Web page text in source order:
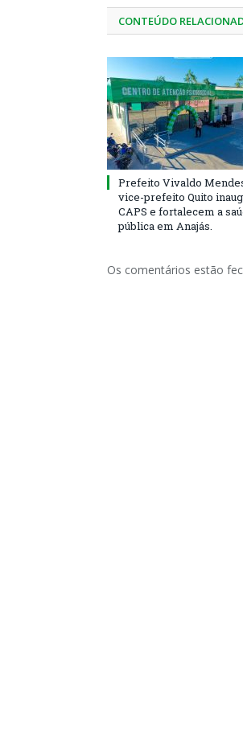
CONTEÚDO
Prefeito Vivaldo
vice-prefeito Quito
CAPS e fortalecem a
pública em Anajás.
Os comentários estão